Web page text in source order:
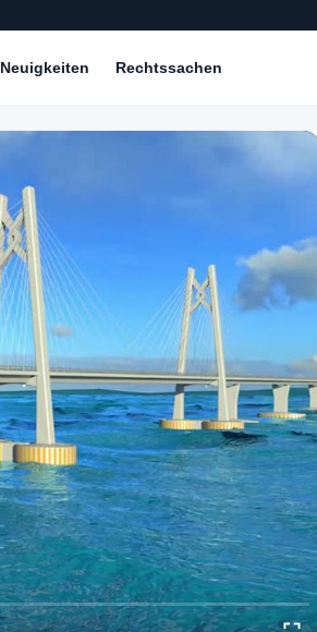
Neuigkeiten Rechtssachen